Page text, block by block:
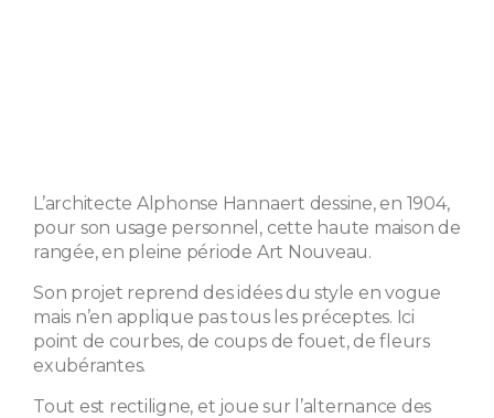
L’architecte Alphonse Hannaert dessine, en 1904,
pour son usage personnel, cette haute maison de
rangée, en pleine période Art Nouveau.
Son projet reprend des idées du style en vogue
mais n’en applique pas tous les préceptes. Ici
point de courbes, de coups de fouet, de fleurs
exubérantes.
Tout est rectiligne, et joue sur l’alternance des